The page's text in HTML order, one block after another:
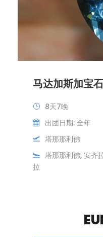
马达加斯加宝
8天7晚
出团日期: 全年
塔那那利佛
塔那那利佛, 安齐
拉